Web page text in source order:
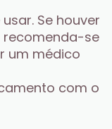
Se houver
recomenda-se
um médico
com o